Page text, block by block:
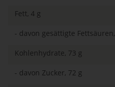
Fett, 4 g
- davon gesättigte
Kohlenhydrate, 73 g
- davon Zucker, 72 g